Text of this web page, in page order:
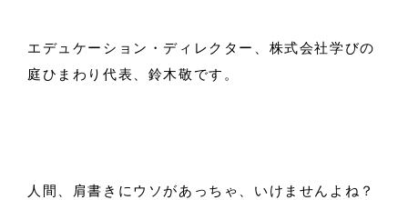
エデュケーション・ディレクター、株式会社学びの
庭ひまわり代表、鈴木敬です。
人間、肩書きにウソがあっちゃ、いけませんよね？